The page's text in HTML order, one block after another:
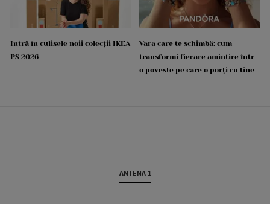
Intră în culisele noii colecții IKEA
PS 2026
Vara care te schimbă: cum
transformi fiecare amintire într-
o poveste pe care o porți cu tine
ANTENA 1